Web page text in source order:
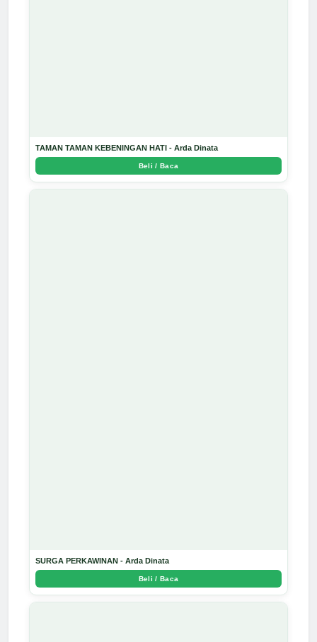
TAMAN TAMAN KEBENINGAN HATI - Arda Dinata
Beli / Baca
SURGA PERKAWINAN - Arda Dinata
Beli / Baca